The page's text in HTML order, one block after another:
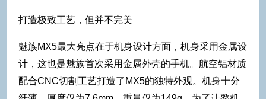
打造极致工艺，但并不完美
魅族MX5最大亮点在于机身设计方面，机身采用金属设
计，这也是魅族首次采用金属外壳的手机。航空铝材质
配合CNC切割工艺打造了MX5的独特外观。机身十分